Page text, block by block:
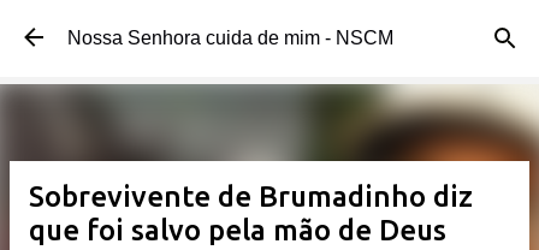
Pular para o conteúdo principal
Nossa Senhora cuida de mim - NSCM
Sobrevivente de Brumadinho diz
que foi salvo pela mão de Deus